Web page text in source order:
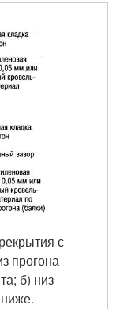
с
прогона
б) низ